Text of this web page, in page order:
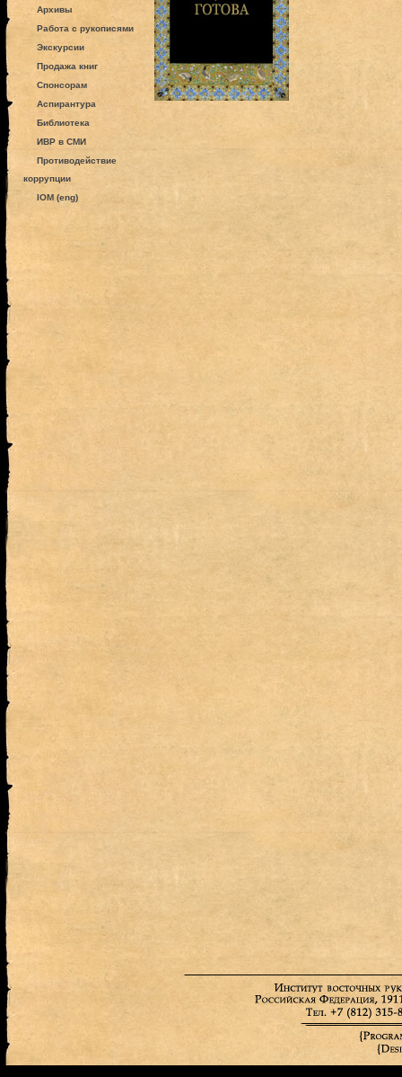
Архивы
Работа с рукописями
Экскурсии
Продажа книг
Спонсорам
Аспирантура
Библиотека
ИВР в СМИ
Противодействие
коррупции
IOM (eng)